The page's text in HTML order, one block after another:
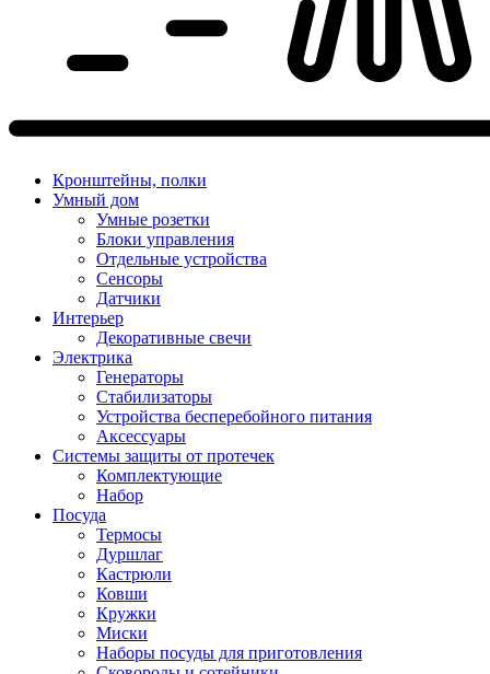
Кронштейны, полки
Умный дом
Умные розетки
Блоки управления
Отдельные устройства
Сенсоры
Датчики
Интерьер
Декоративные свечи
Электрика
Генераторы
Стабилизаторы
Устройства бесперебойного питания
Аксессуары
Системы защиты от протечек
Комплектующие
Набор
Посуда
Термосы
Дуршлаг
Кастрюли
Ковши
Кружки
Миски
Наборы посуды для приготовления